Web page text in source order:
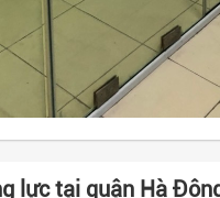
lực tại quận Hà